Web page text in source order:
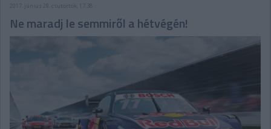
2017. június 29. csütörtök, 17:38
Ne maradj le semmiről a hétvégén!